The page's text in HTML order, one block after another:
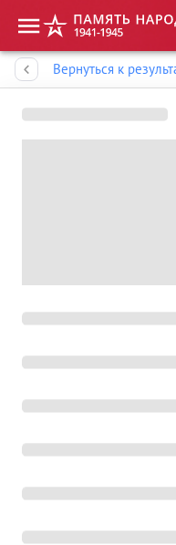
Вернуться к
Память народа